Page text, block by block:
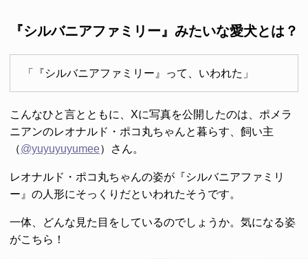
『シルバニアファミリー』みたいな愛犬とは？
「『シルバニアファミリー』って、いわれた」
こんなひと言とともに、Xに写真を公開したのは、ポメラ
ニアンのレオナルド・ポコ丸ちゃんと暮らす、飼い主
（@yuyuyuyumee）さん。
レオナルド・ポコ丸ちゃんの姿が『シルバニアファミリ
ー』の人形にそっくりだといわれたそうです。
一体、どんな見た目をしているのでしょうか。気になる姿
がこちら！